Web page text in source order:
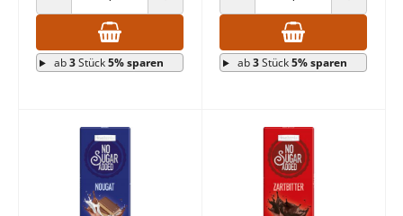
ANZAHL VERRINGERN ANZAHL ERHÖHEN
ab3Stück5% sparen
ANZAHL VERRINGERN ANZAHL
ab3Stück5% sparen